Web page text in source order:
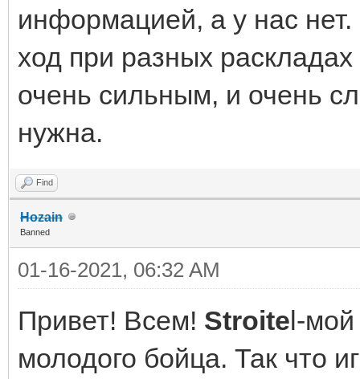
информацией, а у нас нет.
ход при разных
очень сильным, и очень
нужна.
Find
Hozain
Banned
01-16-2021, 06:32 AM
Привет! Всем! Stroitel-мой
молодого бойца. Так что